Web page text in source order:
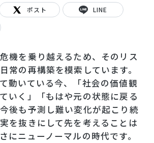
ポスト LINE
機を乗り越えるため、そのリス
常の再構築を模索しています。
動いている今、「社会の価値観
いく」「もはや元の状態に戻る
後も予測し難い変化が起こり続
を抜きにして先を考えることは
にニューノーマルの時代です。